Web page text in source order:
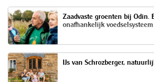
Zaadvaste groenten bij Odin.
onafhankelijk voedselsysteem
IJs van Schrozberger,